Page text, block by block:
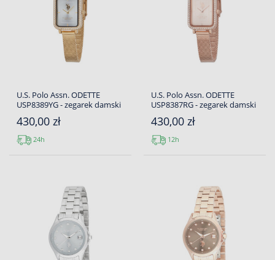
U.S. Polo Assn. ODETTE
USP8389YG - zegarek damski
430,00 zł
24h
U.S. Polo Assn. ODETTE
USP8387RG - zegarek damski
430,00 zł
12h